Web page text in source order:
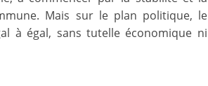
Mais sur le plan politique, le
à égal, sans tutelle économique ni